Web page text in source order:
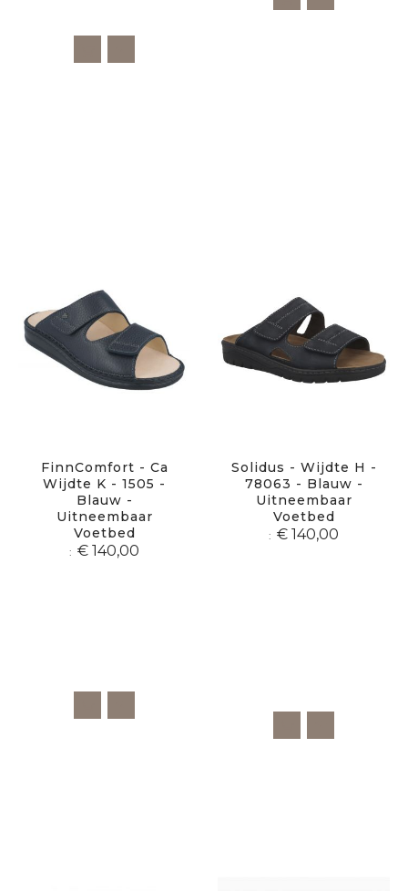
FinnComfort - Ca
Wijdte K - 1505 -
Blauw -
Uitneembaar
Voetbed
€ 140,00
Solidus - Wijdte H -
78063 - Blauw -
Uitneembaar
Voetbed
€ 140,00